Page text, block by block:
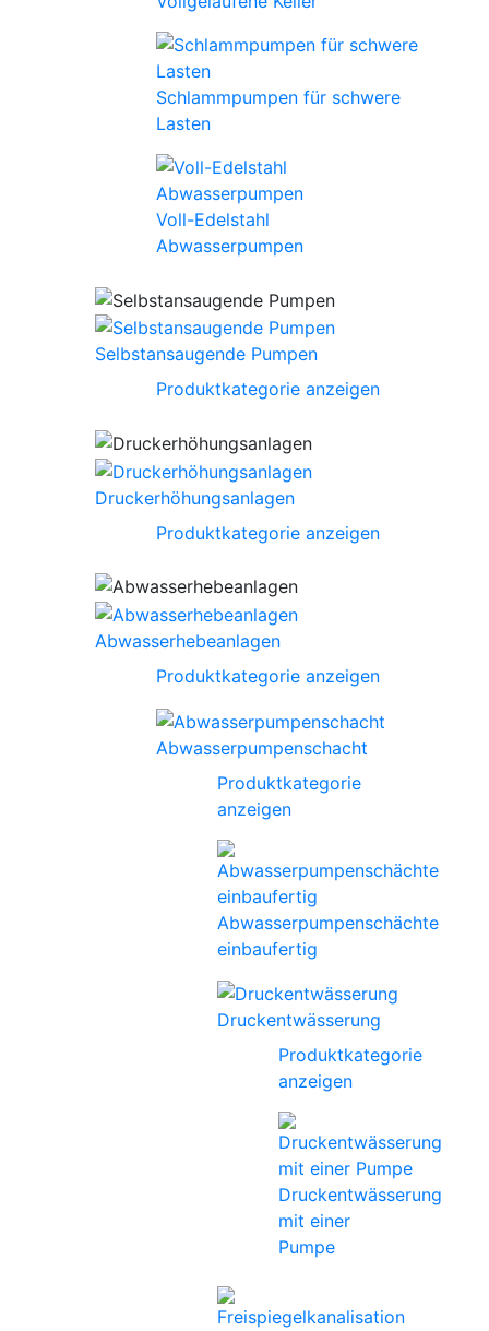
Schlammpumpen für schwere
Lasten
Voll-Edelstahl
Abwasserpumpen
Selbstansaugende Pumpen
Produktkategorie anzeigen
Druckerhöhungsanlagen
Produktkategorie anzeigen
Abwasserhebeanlagen
Produktkategorie anzeigen
Abwasserpumpenschacht
Produktkategorie
anzeigen
Abwasserpumpenschächte
einbaufertig
Druckentwässerung
Produktkategorie
anzeigen
Druckentwässerung
mit einer
Pumpe